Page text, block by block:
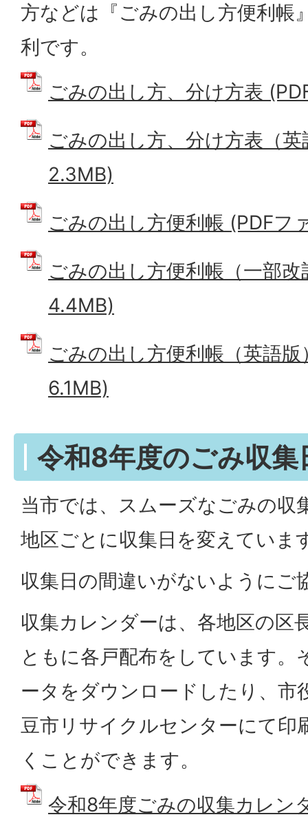
方などは『ごみの出し方便利帳
利です。
ごみの出し方、分け方表
ごみの出し方、分け方表（
2.3MB)
ごみの出し方便利帳 (PDFフ
ごみの出し方便利帳（一部
4.4MB)
ごみの出し方便利帳（英語
6.1MB)
令和8年度のごみ収集
当市では、スムーズなごみの収
地区ごとに収集日を変えていま
収集日の間違いがないようにご
収集カレンダーは、各地区の区
ともに各戸配布をしています。
ータをダウンロードしたり、市
豆市リサイクルセンターにて印
くことができます。
令和8年度ごみの収集カレン